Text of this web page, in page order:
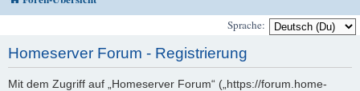
Sprache:
Homeserver Forum - Registrierung
Mit dem Zugriff auf „Homeserver Forum“ („https://forum.home-